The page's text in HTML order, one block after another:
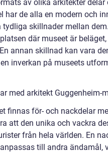
av olika arkitekter delar
har de alla en modern och
skillnader mellan
där museet är
annan skillnad kan vara
inverkan på museets
med arkitekt Guggenheim-
finnas för- och nackdelar
att den unika och vackra
från hela världen. En
till andra ändamål,